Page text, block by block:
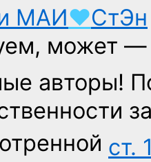
МАИ♥СтЭн
может
авторы!
ст.